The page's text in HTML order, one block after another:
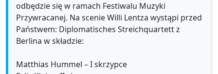
odbędzie się w ramach Festiwalu Muzyki
Przywracanej. Na scenie Willi Lentza wystąpi przed
Państwem: Diplomatisches Streichquartett z
Berlina w składzie:
Matthias Hummel – I skrzypce